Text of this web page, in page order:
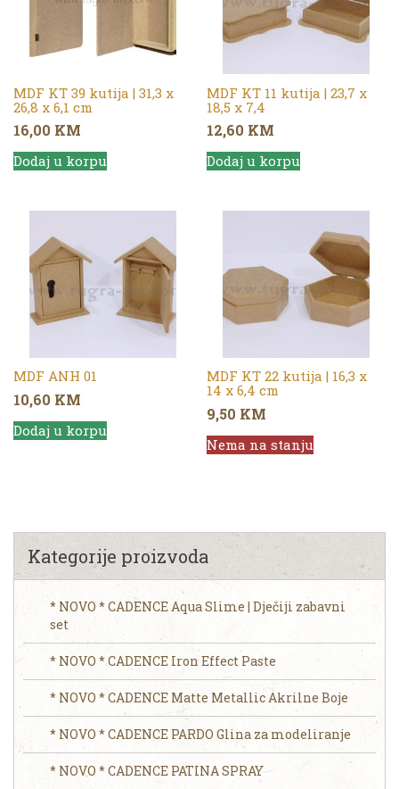
MDF KT 39 kutija | 31,3 x
26,8 x 6,1 cm
16,00 KM
Dodaj u korpu
MDF KT 11 kutija | 23,7 x
18,5 x 7,4
12,60 KM
Dodaj u korpu
MDF ANH 01
10,60 KM
Dodaj u korpu
MDF KT 22 kutija | 16,3 x
14 x 6,4 cm
9,50 KM
Nema na stanju
Kategorije proizvoda
* NOVO * CADENCE Aqua Slime | Dječiji zabavni
set
* NOVO * CADENCE Iron Effect Paste
* NOVO * CADENCE Matte Metallic Akrilne Boje
* NOVO * CADENCE PARDO Glina za modeliranje
* NOVO * CADENCE PATINA SPRAY